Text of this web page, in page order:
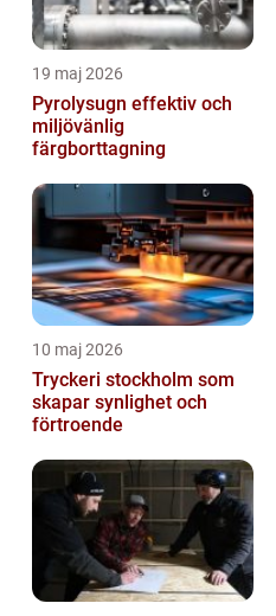
19 maj 2026
Pyrolysugn effektiv och
miljövänlig
färgborttagning
10 maj 2026
Tryckeri stockholm som
skapar synlighet och
förtroende